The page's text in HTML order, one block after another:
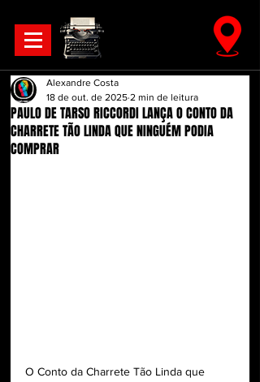
PAULO DE TARSO RICCORDI LANÇA O CONTO DA
CHARRETE TÃO LINDA QUE NINGUÉM PODIA
COMPRAR
Alexandre Costa
18 de out. de 2025 2 min de leitura
O Conto da Charrete Tão Linda que